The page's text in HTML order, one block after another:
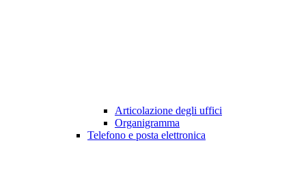
Articolazione degli uffici
Organigramma
Telefono e posta elettronica